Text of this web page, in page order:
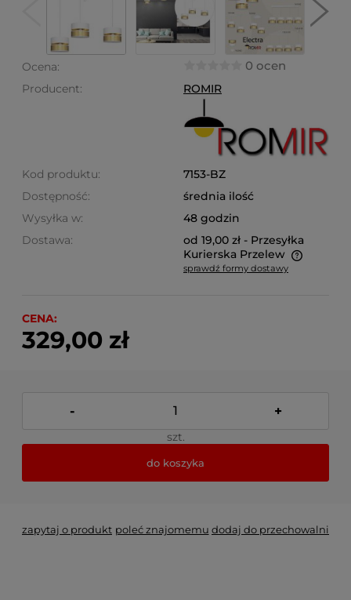
Ocena: 0 ocen
Producent: ROMIR
Kod produktu:
7153-BZ
Dostępność:
średnia ilość
Wysyłka w:
48 godzin
Dostawa:
od 19,00 zł - Przesyłka
Kurierska Przelew
Cena nie zawiera ewentualnych kosztów płatności
sprawdź formy dostawy
CENA:
329,00 zł
- +
szt.
do koszyka
zapytaj o produkt poleć znajomemu dodaj do przechowalni